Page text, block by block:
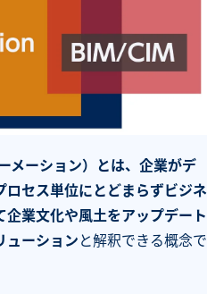
メーション）とは、企業がデ
セス単位にとどまらずビジネ
業文化や風土をアップデート
ューションと解釈できる概念で